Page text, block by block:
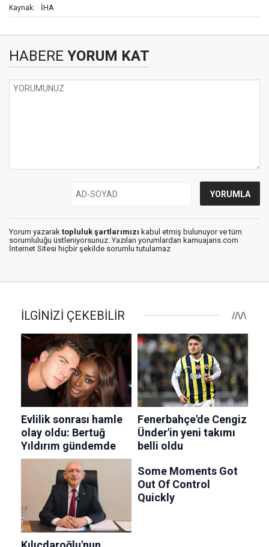
Kaynak: İHA
HABERE YORUM KAT
Yorum yazarak topluluk şartlarımızı kabul etmiş bulunuyor ve tüm
sorumluluğu üstleniyorsunuz. Yazılan yorumlardan kamuajans.com
İnternet Sitesi hiçbir şekilde sorumlu tutulamaz